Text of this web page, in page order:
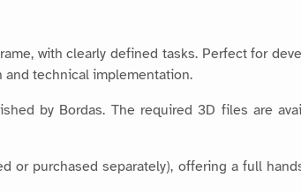
with clearly defined tasks. Perfect for
and technical implementation.
by Bordas. The required 3D files are
or purchased separately), offering a full